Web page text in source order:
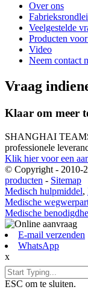
Over ons
Veelgestelde
Producten
Video
Neem contact
Vraag
Klaar om meer
SHANGHAI
professionele
Klik hier voor een
© Copyright - 2010-
producten - Sitemap
Medisch hulpmiddel,
Medische
Medische
E-mail verzenden
WhatsApp
x
ESC om te sluiten.